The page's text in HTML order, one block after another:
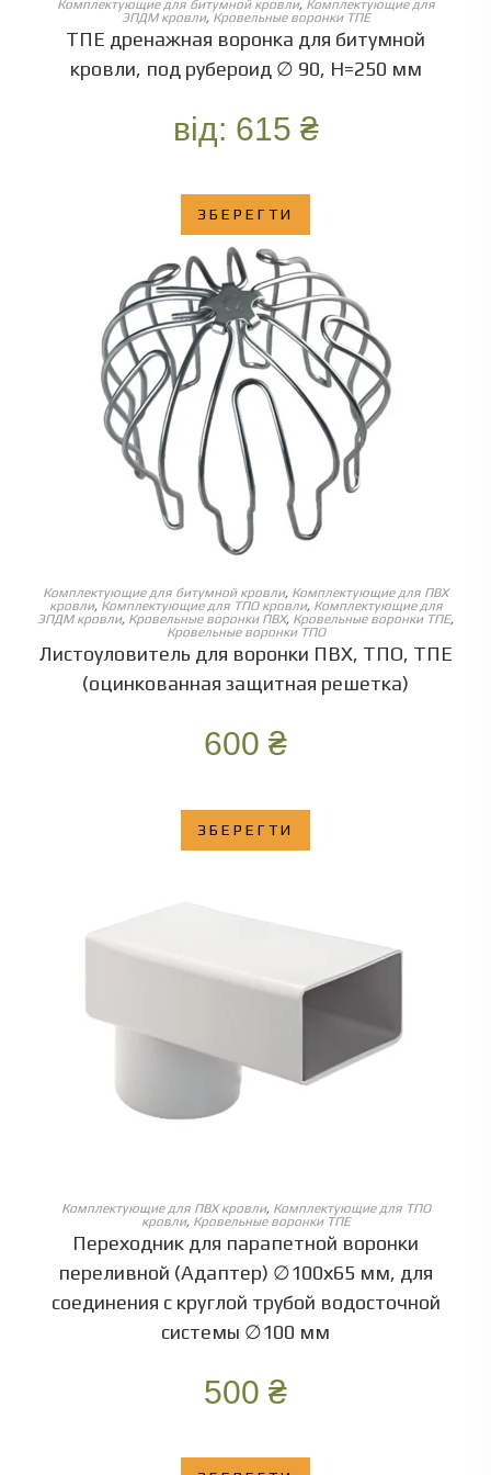
Комплектующие для битумной кровли, Комплектующие для
ЭПДМ кровли, Кровельные воронки ТПЕ
ТПЕ дренажная воронка для битумной
кровли, под рубероид ∅ 90, Н=250 мм
від: 615 ₴
ЗБЕРЕГТИ
ОБЕРІТЬ ОПЦІЇ
Комплектующие для битумной кровли, Комплектующие для ПВХ
кровли, Комплектующие для ТПО кровли, Комплектующие для
ЭПДМ кровли, Кровельные воронки ПВХ, Кровельные воронки ТПЕ,
Кровельные воронки ТПО
Листоуловитель для воронки ПВХ, ТПО, ТПЕ
(оцинкованная защитная решетка)
600 ₴
ЗБЕРЕГТИ
ОБЕРІТЬ ОПЦІЇ
Комплектующие для ПВХ кровли, Комплектующие для ТПО
кровли, Кровельные воронки ТПЕ
Переходник для парапетной воронки
переливной (Адаптер) ∅100х65 мм, для
соединения с круглой трубой водосточной
системы ∅100 мм
500 ₴